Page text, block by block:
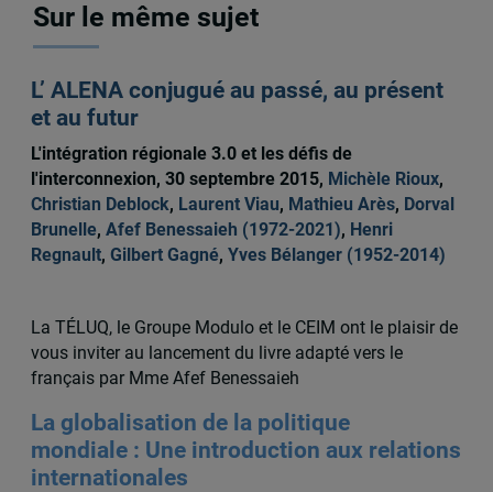
Sur le même sujet
L’ ALENA conjugué au passé, au présent
et au futur
L'intégration régionale 3.0 et les défis de
l'interconnexion, 30 septembre 2015, Michèle Rioux,
Christian Deblock, Laurent Viau, Mathieu Arès, Dorval
Brunelle, Afef Benessaieh (1972-2021), Henri
Regnault, Gilbert Gagné, Yves Bélanger (1952-2014)
La TÉLUQ, le Groupe Modulo et le CEIM ont le plaisir de
vous inviter au lancement du livre adapté vers le
français par Mme Afef Benessaieh
La globalisation de la politique
mondiale : Une introduction aux relations
internationales